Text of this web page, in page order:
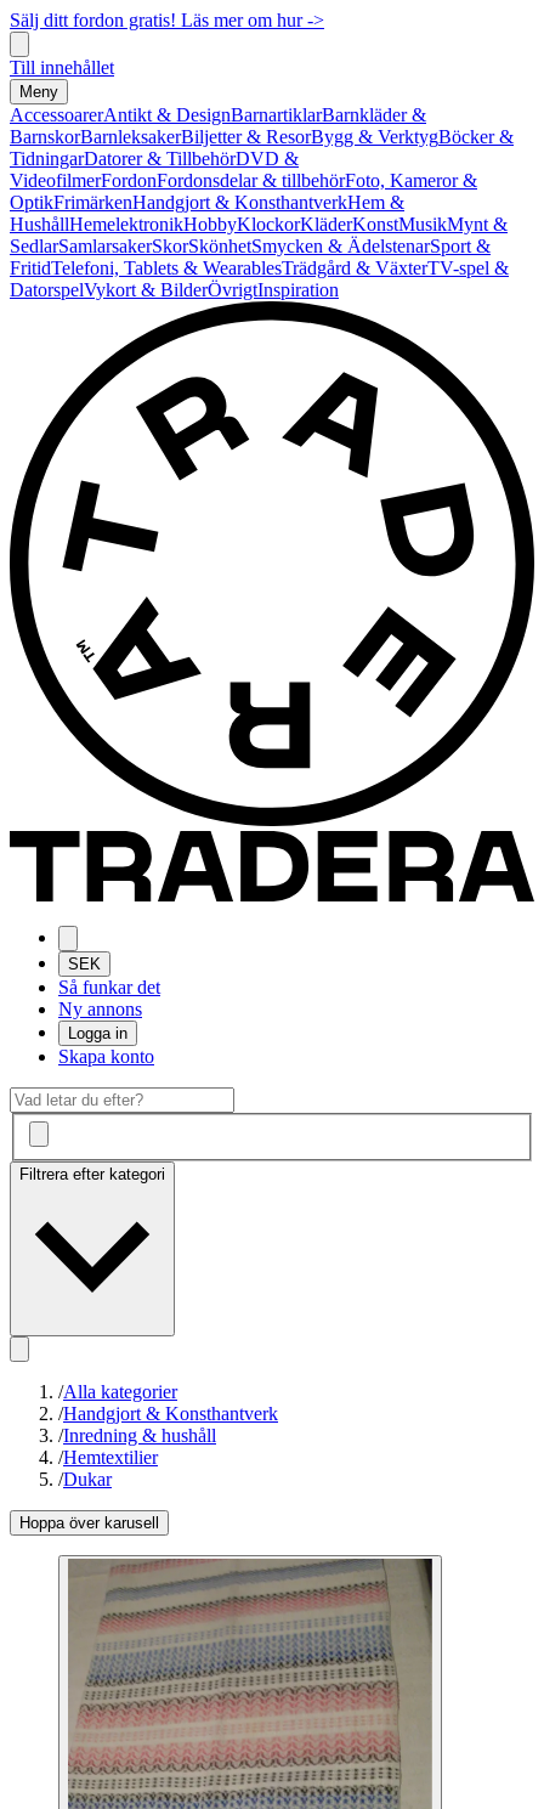
Sälj ditt fordon gratis! Läs mer om hur ->
Till innehållet
Meny
AccessoarerAntikt & DesignBarnartiklarBarnkläder &
BarnskorBarnleksakerBiljetter & ResorBygg & VerktygBöcker &
TidningarDatorer & TillbehörDVD &
VideofilmerFordonFordonsdelar & tillbehörFoto, Kameror &
OptikFrimärkenHandgjort & KonsthantverkHem &
HushållHemelektronikHobbyKlockorKläderKonstMusikMynt &
SedlarSamlarsakerSkorSkönhetSmycken & ÄdelstenarSport &
FritidTelefoni, Tablets & WearablesTrädgård & VäxterTV-spel &
DatorspelVykort & BilderÖvrigtInspiration
SEK
Så funkar det
Ny annons
Logga in
Skapa konto
Filtrera efter kategori
/Alla kategorier
/Handgjort & Konsthantverk
/Inredning & hushåll
/Hemtextilier
/Dukar
Hoppa över karusell